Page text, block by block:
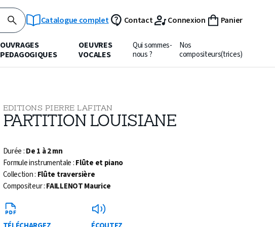
Catalogue complet Contact Connexion Panier
OUVRAGES
PEDAGOGIQUES
OEUVRES
VOCALES
Qui sommes-
nous ?
Nos
compositeurs(trices)
EDITIONS PIERRE LAFITAN
PARTITION LOUISIANE
Durée :De 1 à 2 mn
Formule instrumentale :Flûte et piano
Collection : Flûte traversière
Compositeur :FAILLENOT Maurice